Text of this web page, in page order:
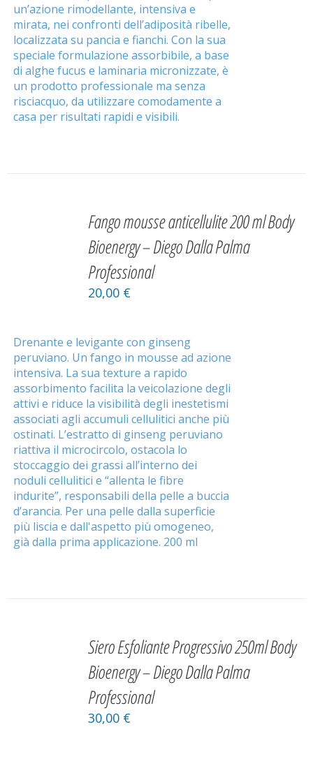
un’azione rimodellante, intensiva e
mirata, nei confronti dell’adiposità ribelle,
localizzata su pancia e fianchi. Con la sua
speciale formulazione assorbibile, a base
di alghe fucus e laminaria micronizzate, è
un prodotto professionale ma senza
risciacquo, da utilizzare comodamente a
casa per risultati rapidi e visibili.
Fango mousse anticellulite 200 ml Body
Bioenergy – Diego Dalla Palma
Professional
20,00 €
Drenante e levigante con ginseng
peruviano. Un fango in mousse ad azione
intensiva. La sua texture a rapido
assorbimento facilita la veicolazione degli
attivi e riduce la visibilità degli inestetismi
associati agli accumuli cellulitici anche più
ostinati. L’estratto di ginseng peruviano
riattiva il microcircolo, ostacola lo
stoccaggio dei grassi all’interno dei
noduli cellulitici e “allenta le fibre
indurite”, responsabili della pelle a buccia
d’arancia. Per una pelle dalla superficie
più liscia e dall'aspetto più omogeneo,
già dalla prima applicazione. 200 ml
Siero Esfoliante Progressivo 250ml Body
Bioenergy – Diego Dalla Palma
Professional
30,00 €